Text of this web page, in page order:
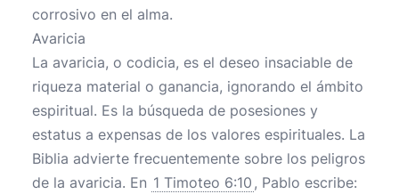
corrosivo en el alma.
Avaricia
La avaricia, o codicia, es el deseo insaciable de
riqueza material o ganancia, ignorando el ámbito
espiritual. Es la búsqueda de posesiones y
estatus a expensas de los valores espirituales. La
Biblia advierte frecuentemente sobre los peligros
de la avaricia. En 1 Timoteo 6:10 , Pablo escribe: